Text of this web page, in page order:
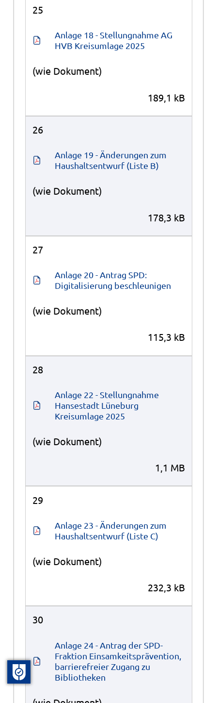
25
Anlage 18 - Stellungnahme AG
HVB Kreisumlage 2025
(wie Dokument)
189,1 kB
26
Anlage 19 - Änderungen zum
Haushaltsentwurf (Liste B)
(wie Dokument)
178,3 kB
27
Anlage 20 - Antrag SPD:
Digitalisierung beschleunigen
(wie Dokument)
115,3 kB
28
Anlage 22 - Stellungnahme
Hansestadt Lüneburg
Kreisumlage 2025
(wie Dokument)
1,1 MB
29
Anlage 23 - Änderungen zum
Haushaltsentwurf (Liste C)
(wie Dokument)
232,3 kB
30
Anlage 24 - Antrag der SPD-
Fraktion Einsamkeitsprävention,
barrierefreier Zugang zu
Bibliotheken